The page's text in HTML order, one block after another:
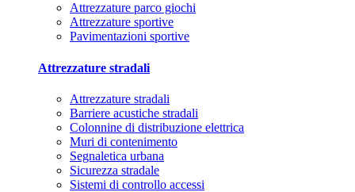
Attrezzature parco giochi
Attrezzature sportive
Pavimentazioni sportive
Attrezzature stradali
Attrezzature stradali
Barriere acustiche stradali
Colonnine di distribuzione elettrica
Muri di contenimento
Segnaletica urbana
Sicurezza stradale
Sistemi di controllo accessi